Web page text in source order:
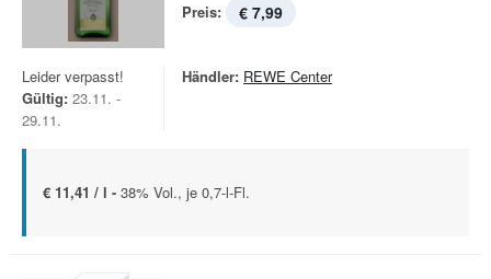
Preis: € 7,99
Leider verpasst!
Gültig: 23.11. -
29.11.
Händler: REWE Center
€ 11,41 / l - 38% Vol., je 0,7-l-Fl.